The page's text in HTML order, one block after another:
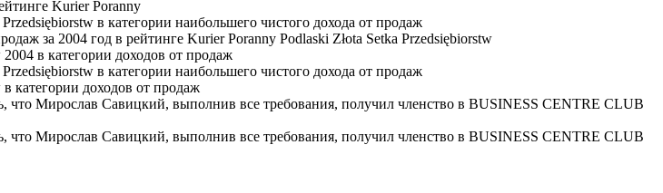
Kurier Poranny
в категории наибольшего чистого дохода от продаж
за 2004 год в рейтинге Kurier Poranny Podlaski Złota Setka Przedsiębiorstw
в категории доходов от продаж
в категории наибольшего чистого дохода от продаж
в категории доходов от продаж
что Мирослав Савицкий, выполнив все требования, получил членство в BUSINESS CENTRE CLUB
что Мирослав Савицкий, выполнив все требования, получил членство в BUSINESS CENTRE CLUB